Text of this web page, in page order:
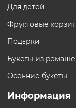
Для детей
Фруктовые
Подарки
Букеты из
Осенние букеты
Информация